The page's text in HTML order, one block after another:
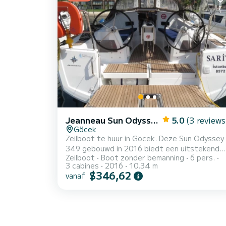
toilet met douche Deze boot is uitgerust met
een Furling grootzeil en een Furling genua.
heeft d...
Jeanneau Sun Odyssey 349 5.0 (3
Göcek
Zeilboot te huur in Göcek. Deze Sun Odyssey
349 gebouwd in 2016 biedt een uitstekende
kwaliteit voor zijn prijs voor een cruise van
een paar dagen of zelfs een paar weken. De
zeilboot is 10 meter lang met 21 pk. De 3
Zeilboot Boot zonder bemanning
6 pers.
3 cabines
2016
10.34 m
vanaf $346,62